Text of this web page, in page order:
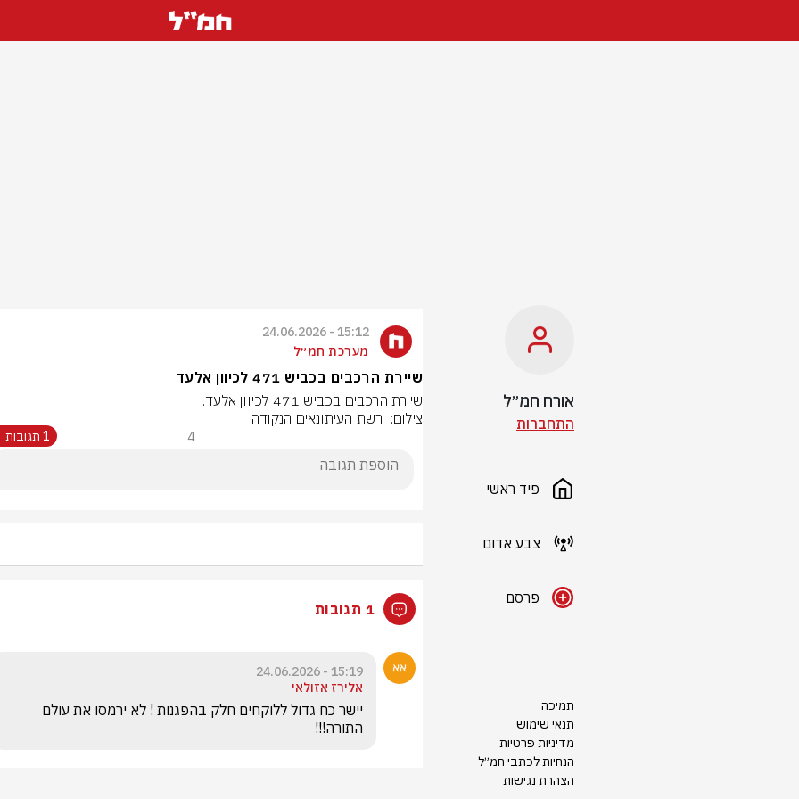
אורח חמ״ל
התחברות
פיד ראשי
צבע אדום
פרסם
תמיכה
תנאי שימוש
מדיניות פרטיות
הנחיות לכתבי חמ״ל
הצהרת נגישות
15:12 - 24.06.2026
מערכת חמ״ל
שיירת הרכבים בכביש 471 לכיוון אלעד
שיירת הרכבים בכביש 471 לכיוון אלעד.
צילום:  רשת העיתונאים הנקודה
4 1 תגובות
1 תגובות
15:19 - 24.06.2026
אלירז אזולאי
התורה!!!